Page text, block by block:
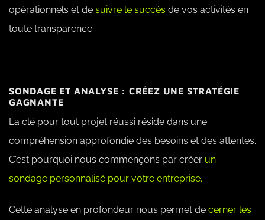
opérationnels et de suivre le succès de vos activités en
toute transparence.
SONDAGE ET ANALYSE : CRÉEZ UNE STRATÉGIE
GAGNANTE
La clé pour tout projet réussi réside dans une
compréhension approfondie des besoins et des attentes.
C’est pourquoi nous commençons par créer un
sondage personnalisé pour votre entreprise.
Cette analyse en profondeur nous permet de cerner les